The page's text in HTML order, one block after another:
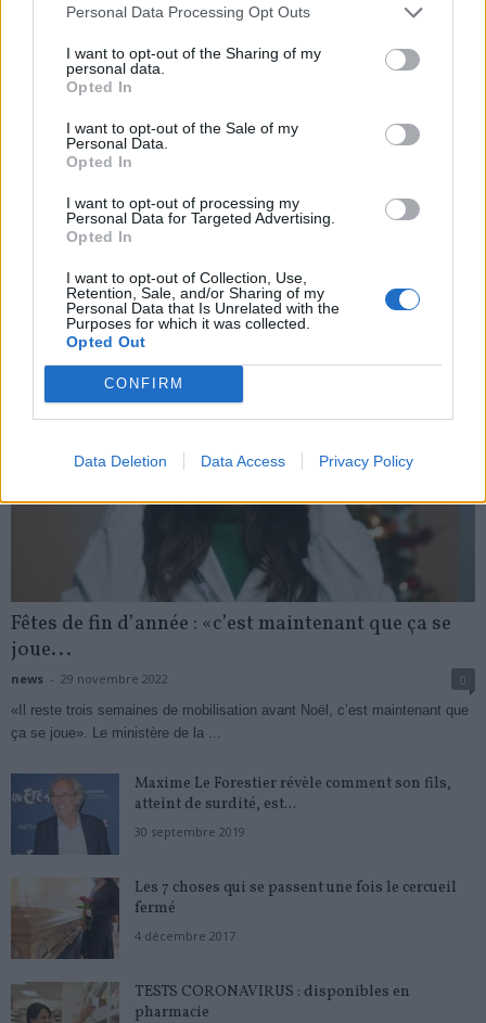
Personal Data Processing Opt Outs
I want to opt-out of the Sharing of my
personal data.
Opted In
I want to opt-out of the Sale of my
Personal Data.
Opted In
I want to opt-out of processing my
Personal Data for Targeted Advertising.
Opted In
I want to opt-out of Collection, Use,
Retention, Sale, and/or Sharing of my
Personal Data that Is Unrelated with the
Purposes for which it was collected.
Opted Out
CONFIRM
Data Deletion Data Access Privacy Policy
Pourquoi sommes-nous de plus en plus allergiques ?
Ce que révèle votre façon de dire « bonjour »
Épidémie de bronchiolite : opérations déprogrammées dans
9 novembre 2022
My Favorites
Fêtes de fin d’année : «c’est maintenant que ça se
joue...
news - 29 novembre 2022
0
«Il reste trois semaines de mobilisation avant Noël, c’est maintenant que
ça se joue». Le ministère de la ...
Maxime Le Forestier révèle comment son fils,
atteint de surdité, est...
30 septembre 2019
Les 7 choses qui se passent une fois le cercueil
fermé
4 décembre 2017
TESTS CORONAVIRUS : disponibles en
pharmacie